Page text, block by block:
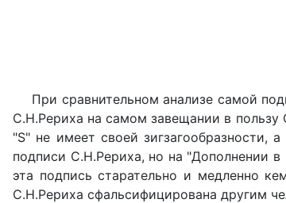
При сравнительном анализе самой
С.Н.Рериха на самом завещании в пользу
"S" не имеет своей зигзагообразности,
подписи С.Н.Рериха, но на "Дополнении
эта подпись старательно и медленно
С.Н.Рериха сфальсифицирована другим